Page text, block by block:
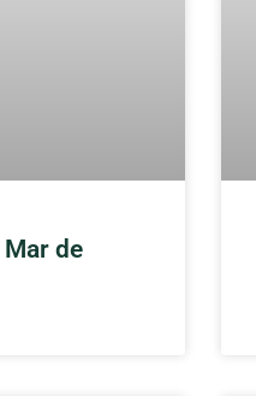
Mar de